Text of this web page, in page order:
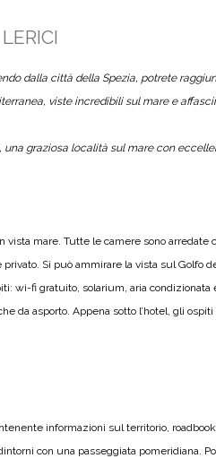
dalla città della Spezia, potrete
viste incredibili sul mare e
graziosa località sul mare con
mare. Tutte le camere sono
Si può ammirare la vista sul Golfo
wi-fi gratuito, solarium, aria
da asporto. Appena sotto l’hotel, gli
informazioni sul territorio,
con una passeggiata